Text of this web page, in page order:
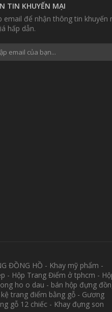
TIN KHUYẾN MẠI
email để nhận thông tin khuyến
hấp dẫn.
ĐỒNG HỒ - Khay mỹ phẩm -
- Hộp Trang Điểm ở tphcm -
ho o dau - bán hộp đựng
trang điểm bằng gỗ - Gương
gỗ 12 chiếc - Khay đựng son